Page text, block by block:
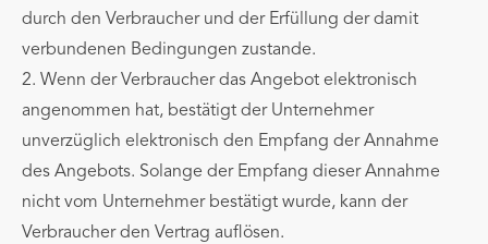
durch den Verbraucher und der Erfüllung der damit
verbundenen Bedingungen zustande.
2. Wenn der Verbraucher das Angebot elektronisch
angenommen hat, bestätigt der Unternehmer
unverzüglich elektronisch den Empfang der Annahme
des Angebots. Solange der Empfang dieser Annahme
nicht vom Unternehmer bestätigt wurde, kann der
Verbraucher den Vertrag auflösen.